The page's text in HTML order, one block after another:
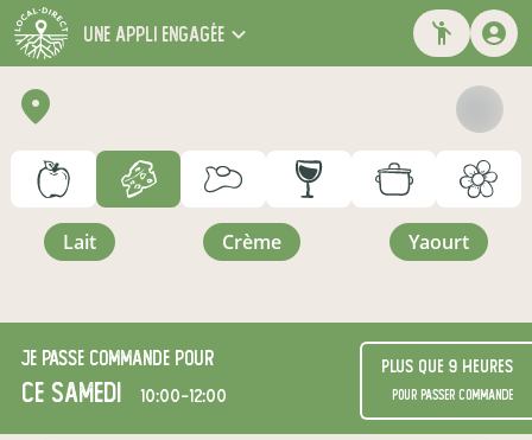
une appli engagée
lait crème yaourt
Je passe commande pour
ce samedi 10:00-12:00
Plus que 9 heures
pour passer commande